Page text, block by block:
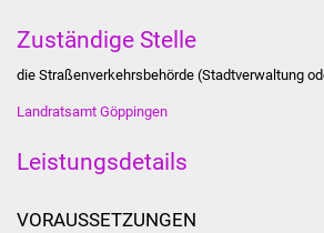
Wahlen
Zuständige Stelle
die Straßenverkehrsbehörde (Stadtverwaltung
Landratsamt Göppingen
Leistungsdetails
VORAUSSETZUNGEN